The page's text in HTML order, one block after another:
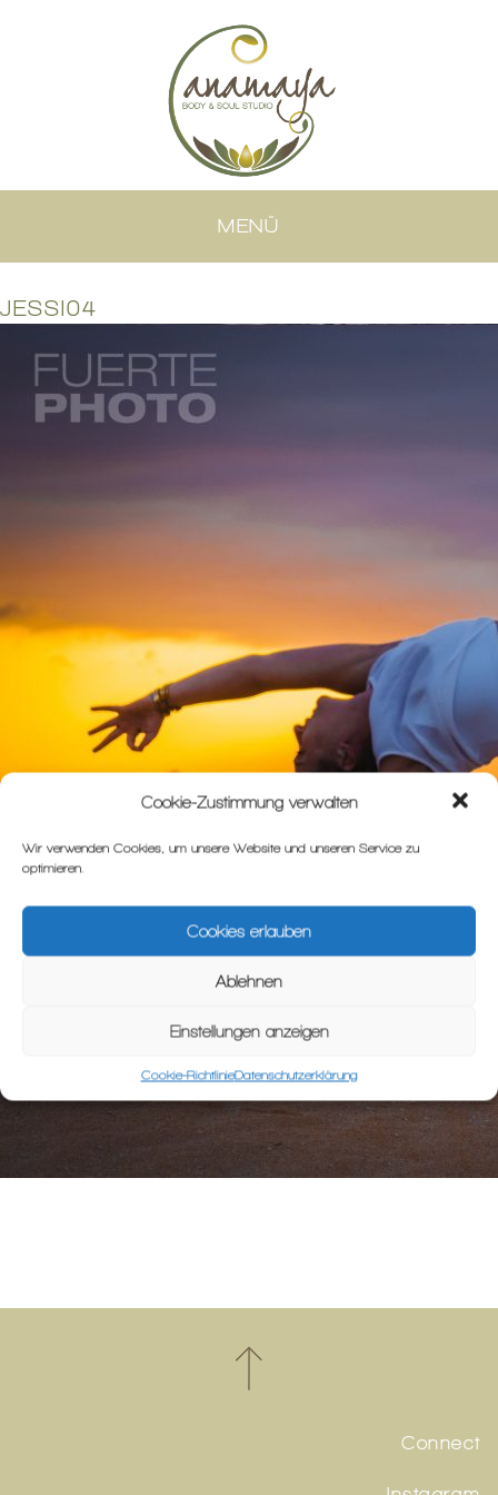
Cookie-Zustimmung verwalten
Wir verwenden Cookies, um unsere Website und unseren Service zu
optimieren.
Cookies erlauben
Ablehnen
Einstellungen anzeigen
Cookie-RichtlinieDatenschutzerklärung
MENÜ
JESSI04
Connect